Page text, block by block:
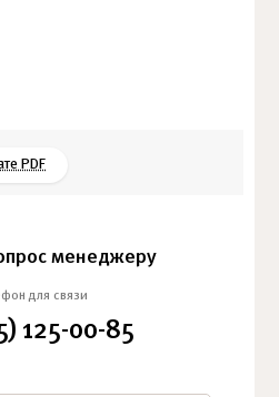
PDF
менеджеру
для связи
125-00-85